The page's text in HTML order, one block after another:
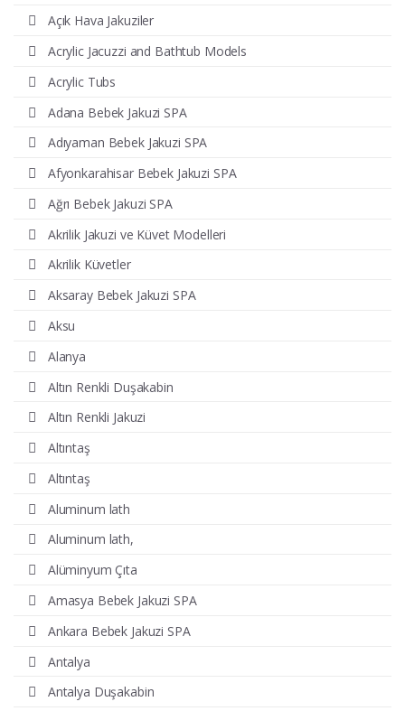
Açık Hava Jakuziler
Acrylic Jacuzzi and Bathtub Models
Acrylic Tubs
Adana Bebek Jakuzi SPA
Adıyaman Bebek Jakuzi SPA
Afyonkarahisar Bebek Jakuzi SPA
Ağrı Bebek Jakuzi SPA
Akrilik Jakuzi ve Küvet Modelleri
Akrilik Küvetler
Aksaray Bebek Jakuzi SPA
Aksu
Alanya
Altın Renkli Duşakabin
Altın Renkli Jakuzi
Altıntaş
Altıntaş
Aluminum lath
Aluminum lath,
Alüminyum Çıta
Amasya Bebek Jakuzi SPA
Ankara Bebek Jakuzi SPA
Antalya
Antalya Duşakabin